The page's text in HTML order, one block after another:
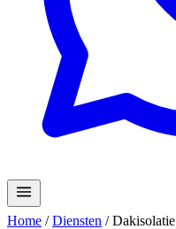
Home / Diensten / Dakisolatie